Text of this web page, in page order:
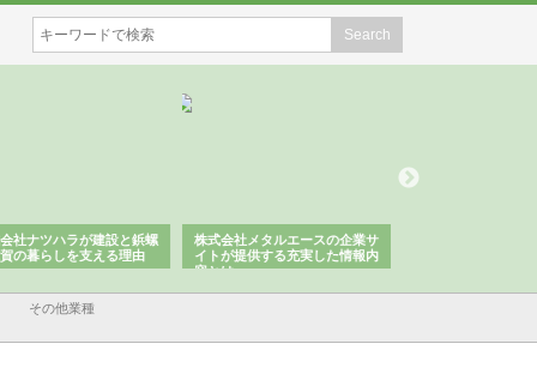
社ナツハラが建設と鋲螺
の暮らしを支える理由
株式会社メタルエースの企業サ
イトが提供する充実した情報内
容とは
その他業種